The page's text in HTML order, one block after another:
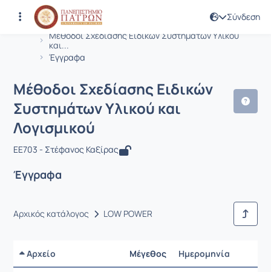
Σύνδεση
Αρχική Σελίδα
Μέθοδοι Σχεδίασης Ειδικών Συστημάτων Υλικού
και...
Έγγραφα
Μάθημα : Μέθοδοι Σχεδίασης
Κωδικός : EE703
Μέθοδοι Σχεδίασης Ειδικών
Συστημάτων Υλικού και
Λογισμικού
EE703 - Στέφανος Καξίρας
Έγγραφα
Αρχικός κατάλογος LOW POWER
Αρχείο Μέγεθος Ημερομηνία